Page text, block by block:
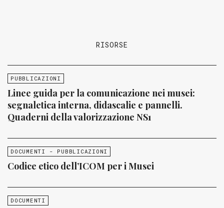
RISORSE
PUBBLICAZIONI
Linee guida per la comunicazione nei musei:
segnaletica interna, didascalie e pannelli.
Quaderni della valorizzazione NS1
DOCUMENTI - PUBBLICAZIONI
Codice etico dell’ICOM per i Musei
DOCUMENTI